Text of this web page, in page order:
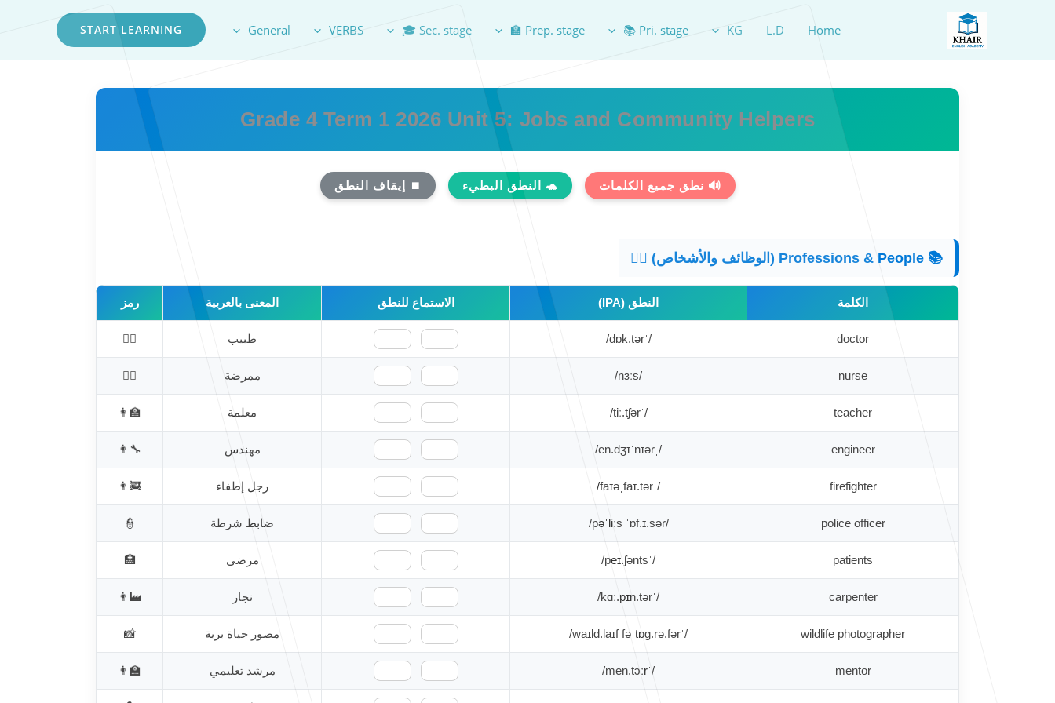
Home
L.D
KG
Pri. stage 📚
Prep. stage 🏫
Sec. stage 🎓
VERBS
General
START LEARNING
Grade 4 Term 1 2026 Unit 5: Jobs and Community Helpers
🔊 نطق جميع الكلمات 🐢 النطق البطيء ⏹️ إيقاف النطق
📚 Professions & People (الوظائف والأشخاص) 👨‍⚕️
الكلمة النطق (IPA) الاستماع للنطق المعنى بالعربية رمز
doctor
/ˈdɒk.tər/ طبيب 👨‍⚕️
nurse
/nɜːs/ ممرضة 👩‍⚕️
teacher
/ˈtiː.tʃər/ معلمة 👩‍🏫
engineer
/ˌen.dʒɪˈnɪər/ مهندس 👨‍🔧
firefighter
/ˈfaɪəˌfaɪ.tər/ رجل إطفاء 👨‍🚒
police officer
/pəˈliːs ˈɒf.ɪ.sər/ ضابط شرطة 👮
patients
/ˈpeɪ.ʃənts/ مرضى 🏥
carpenter
/ˈkɑː.pɪn.tər/ نجار 👨‍🏭
wildlife photographer
/ˈwaɪld.laɪf fəˈtɒɡ.rə.fər/ مصور حياة برية 📸
mentor
/ˈmen.tɔːr/ مرشد تعليمي 👨‍🏫